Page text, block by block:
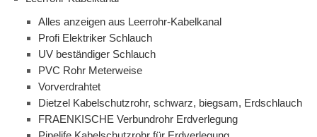
Alles anzeigen aus Leerrohr-Kabelkanal
Profi Elektriker Schlauch
UV beständiger Schlauch
PVC Rohr Meterweise
Vorverdrahtet
Dietzel Kabelschutzrohr, schwarz, biegsam, Erdschlauch
FRAENKISCHE Verbundrohr Erdverlegung